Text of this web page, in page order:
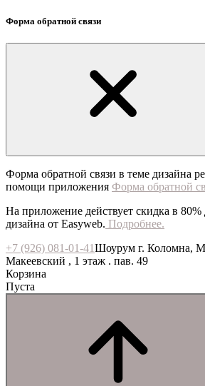
Форма обратной связи
Форма обратной связи в теме дизайна
помощи приложения Форма обратной
На приложение действует скидка в 80%
дизайна от Easyweb. Подробнее.
+7 (926) 081-01-41Шоурум г. Коломна,
Макеевский , 1 этаж . пав. 49
Корзина
Пуста